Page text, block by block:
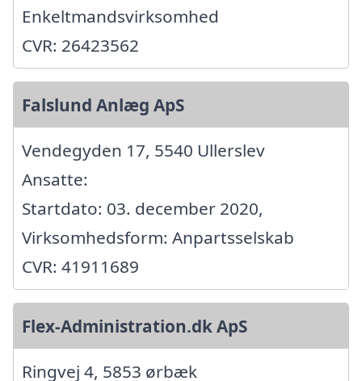
Enkeltmandsvirksomhed
CVR: 26423562
Falslund Anlæg ApS
Vendegyden 17, 5540 Ullerslev
Ansatte:
Startdato: 03. december 2020,
Virksomhedsform: Anpartsselskab
CVR: 41911689
Flex-Administration.dk ApS
Ringvej 4, 5853 ørbæk